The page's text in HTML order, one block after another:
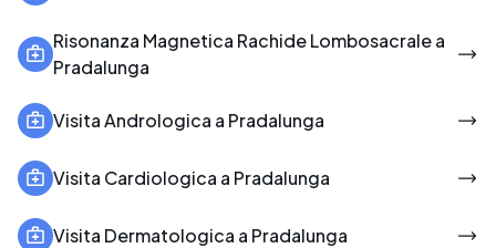
Risonanza Magnetica Rachide Lombosacrale a
Pradalunga
Visita Andrologica a Pradalunga
Visita Cardiologica a Pradalunga
Visita Dermatologica a Pradalunga